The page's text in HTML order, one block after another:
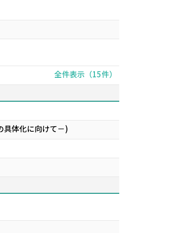
全件表示（15件）
具体化に向けて－)